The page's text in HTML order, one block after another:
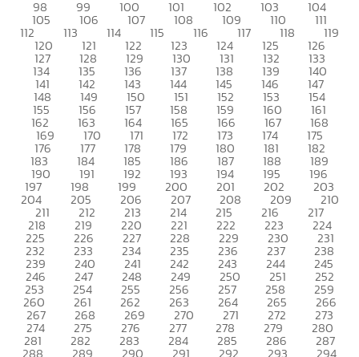
98 99 100 101 102 103 104
105 106 107 108 109 110 111
112 113 114 115 116 117 118 119
120 121 122 123 124 125 126
127 128 129 130 131 132 133
134 135 136 137 138 139 140
141 142 143 144 145 146 147
148 149 150 151 152 153 154
155 156 157 158 159 160 161
162 163 164 165 166 167 168
169 170 171 172 173 174 175
176 177 178 179 180 181 182
183 184 185 186 187 188 189
190 191 192 193 194 195 196
197 198 199 200 201 202 203
204 205 206 207 208 209 210
211 212 213 214 215 216 217
218 219 220 221 222 223 224
225 226 227 228 229 230 231
232 233 234 235 236 237 238
239 240 241 242 243 244 245
246 247 248 249 250 251 252
253 254 255 256 257 258 259
260 261 262 263 264 265 266
267 268 269 270 271 272 273
274 275 276 277 278 279 280
281 282 283 284 285 286 287
288 289 290 291 292 293 294